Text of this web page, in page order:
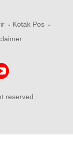
Kotak Pos
reserved